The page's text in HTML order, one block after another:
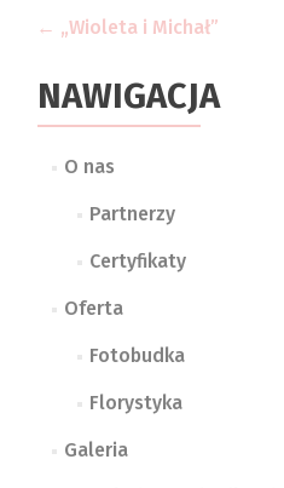
Zobacz wpisy
← „Wioleta i Michał”
NAWIGACJA
O nas
Partnerzy
Certyfikaty
Oferta
Fotobudka
Florystyka
Galeria